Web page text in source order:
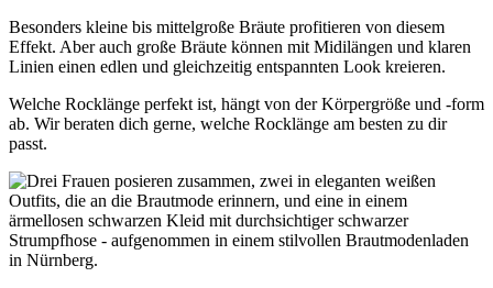
Besonders kleine bis mittelgroße Bräute profitieren von diesem
Effekt. Aber auch große Bräute können mit Midilängen und klaren
Linien einen edlen und gleichzeitig entspannten Look kreieren.
Welche Rocklänge perfekt ist, hängt von der Körpergröße und -form
ab. Wir beraten dich gerne, welche Rocklänge am besten zu dir
passt.